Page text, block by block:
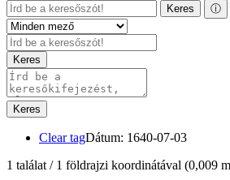
Keres ⓘ
Keres
Keres
Clear tagDátum: 1640-07-03
1 találat / 1 földrajzi koordinátával (0,009